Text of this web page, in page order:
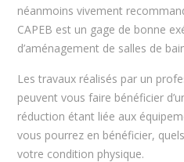
néanmoins vivement
CAPEB est un gage de bonne
d’aménagement de salles de
Les travaux réalisés par un
peuvent vous faire bénéficier
réduction étant liée aux
vous pourrez en bénéficier,
votre condition physique.